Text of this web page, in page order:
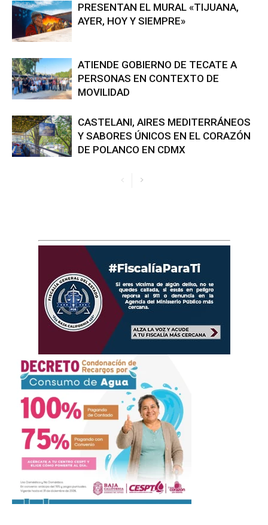
PRESENTAN EL MURAL «TIJUANA,
AYER, HOY Y SIEMPRE»
ATIENDE GOBIERNO DE TECATE A
PERSONAS EN CONTEXTO DE
MOVILIDAD
CASTELANI, AIRES MEDITERRÁNEOS
Y SABORES ÚNICOS EN EL CORAZÓN
DE POLANCO EN CDMX